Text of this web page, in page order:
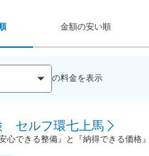
金額の安い順
の料金を表示
セルフ環七上馬
心できる整備』と『納得できる価格